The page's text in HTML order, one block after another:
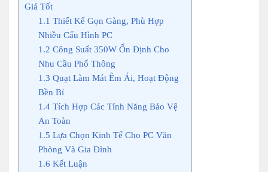
Giá Tốt
1.1 Thiết Kế Gọn Gàng, Phù Hợp
Nhiều Cấu Hình PC
1.2 Công Suất 350W Ổn Định Cho
Nhu Cầu Phổ Thông
1.3 Quạt Làm Mát Êm Ái, Hoạt Động
Bền Bỉ
1.4Tích Hợp Các Tính Năng Bảo Vệ
An Toàn
1.5 Lựa Chọn Kinh Tế Cho PC Văn
Phòng Và Gia Đình
1.6 Kết Luận